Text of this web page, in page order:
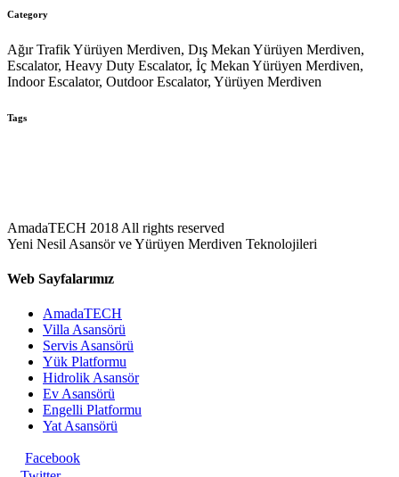
Category
Ağır Trafik Yürüyen Merdiven, Dış Mekan Yürüyen Merdiven,
Escalator, Heavy Duty Escalator, İç Mekan Yürüyen Merdiven,
Indoor Escalator, Outdoor Escalator, Yürüyen Merdiven
Tags
AmadaTECH 2018 All rights reserved
Yeni Nesil Asansör ve Yürüyen Merdiven Teknolojileri
Web Sayfalarımız
AmadaTECH
Villa Asansörü
Servis Asansörü
Yük Platformu
Hidrolik Asansör
Ev Asansörü
Engelli Platformu
Yat Asansörü
Facebook